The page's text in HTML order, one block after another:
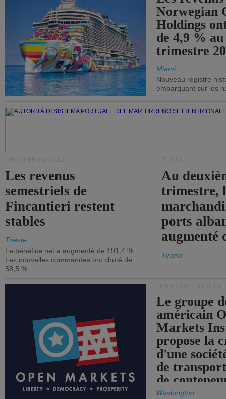
Norwegian
Holdings
de 4,9 %
trimestre
Miami
Nouveau registre
embarquant sur les
Les revenus
semestriels de
Fincantieri restent
stables
Trieste
Le bénéfice net a augmenté de 191,4 %.
Les nouvelles commandes ont chuté de
58,5 %.
Au
trimestre,
ports
augmenté
Tirana
Le groupe
américain
Markets
propose la
d'une
de
de
Washington